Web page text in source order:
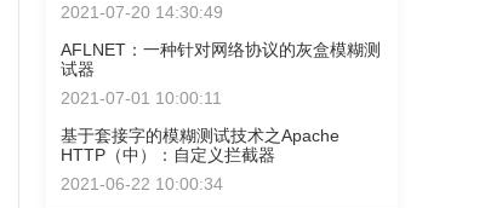
2021-07-20 14:30:49
AFLNET：一种针对网络协议的灰盒模糊测
试器
2021-07-01 10:00:11
基于套接字的模糊测试技术之Apache
HTTP（中）：自定义拦截器
2021-06-22 10:00:34